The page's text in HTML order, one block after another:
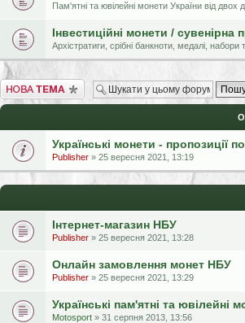
Пам'ятні та ювілейні монети України від двох
Інвестиційні монети / сувенірна
Архістратиги, срібні банкноти, медалі,
Створити нову тему
Українські монети - пропозиції
Publisher » 25 вересня 2021, 13:19
Інтернет-магазин НБУ
Publisher » 25 вересня 2021, 13:28
Онлайн замовлення монет НБУ
Publisher » 25 вересня 2021, 13:29
Українські пам'ятні та ювілейні
Motosport » 31 серпня 2013, 13:56